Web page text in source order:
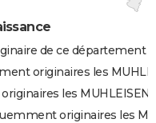
de ce département
originaires les
les MUHLEISEN
originaires les